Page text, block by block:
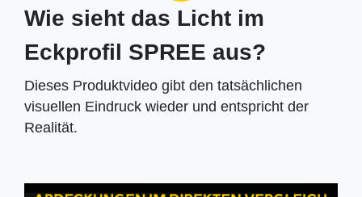
Wie sieht das Licht im
Eckprofil SPREE aus?
Dieses Produktvideo gibt den tatsächlichen
visuellen Eindruck wieder und entspricht der
Realität.